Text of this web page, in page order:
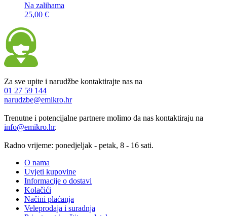
Na zalihama
25,00 €
Za sve upite i narudžbe kontaktirajte nas na
01 27 59 144
narudzbe@emikro.hr
Trenutne i potencijalne partnere molimo da nas kontaktiraju na
info@emikro.hr.
Radno vrijeme: ponedjeljak - petak, 8 - 16 sati.
O nama
Uvjeti kupovine
Informacije o dostavi
Kolačići
Načini plaćanja
Veleprodaja i suradnja